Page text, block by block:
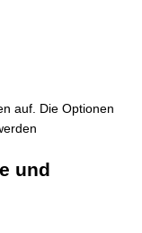
auf. Die Optionen
und